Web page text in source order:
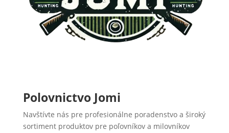
Polovnictvo Jomi
Navštívte nás pre profesionálne poradenstvo a široký
sortiment produktov pre poľovníkov a milovníkov